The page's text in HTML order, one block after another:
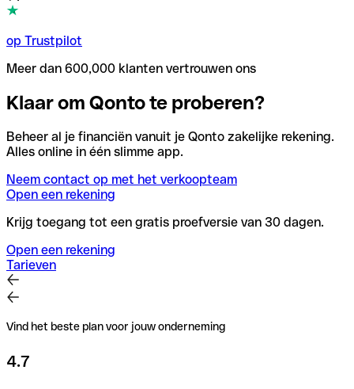
op Trustpilot
Meer dan 600,000 klanten vertrouwen ons
Klaar om Qonto te proberen?
Beheer al je financiën vanuit je Qonto zakelijke rekening.
Alles online in één slimme app.
Neem contact op met het verkoopteam
Open een rekening
Krijg toegang tot een gratis proefversie van 30 dagen.
Open een rekening
Tarieven
Vind het beste plan voor jouw onderneming
4.7